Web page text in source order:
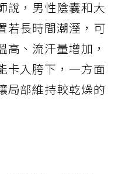
說，男性陰囊和大
若長時間潮溼，可
、流汗量增加，
卡入胯下，一方面
局部維持較乾燥的